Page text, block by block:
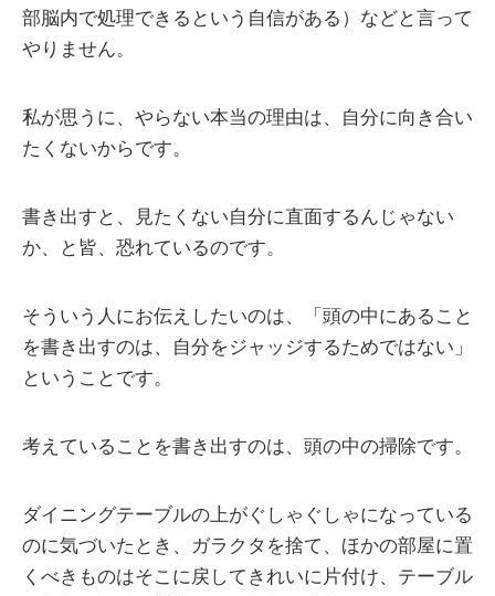
部脳内で処理できるという自信がある）などと言って
やりません。
私が思うに、やらない本当の理由は、自分に向き合い
たくないからです。
書き出すと、見たくない自分に直面するんじゃない
か、と皆、恐れているのです。
そういう人にお伝えしたいのは、「頭の中にあること
を書き出すのは、自分をジャッジするためではない」
ということです。
考えていることを書き出すのは、頭の中の掃除です。
ダイニングテーブルの上がぐしゃぐしゃになっている
のに気づいたとき、ガラクタを捨て、ほかの部屋に置
くべきものはそこに戻してきれいに片付け、テーブル